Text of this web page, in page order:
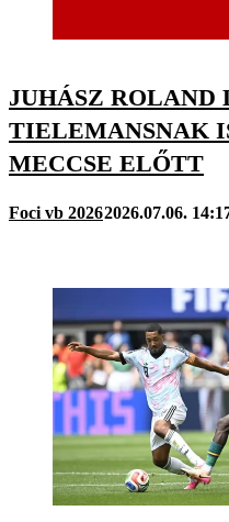
JUHÁSZ ROLAND
TIELE­MANSNAK
MECCSE ELŐTT
Foci vb 20262026.07.06.